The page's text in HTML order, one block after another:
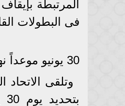
المرتبطة
فى البطولات
30 يونيو موعداً نهائياً لإنهاء التراخيص
وتلقى